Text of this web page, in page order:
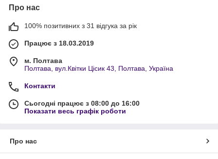
Про нас
100% позитивних з 31 відгука за рік
Працює з 18.03.2019
м. Полтава
Полтава, вул.Квітки Цісик 43, Полтава, Україна
Контакти
Сьогодні працює з 08:00 до 16:00
Показати весь графік роботи
Про нас